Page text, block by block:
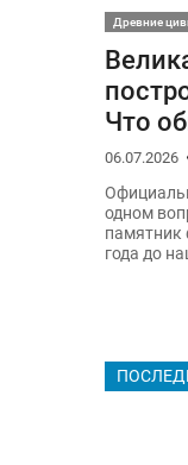
Древние
Что
06.07.2026
одном
памятник
года до